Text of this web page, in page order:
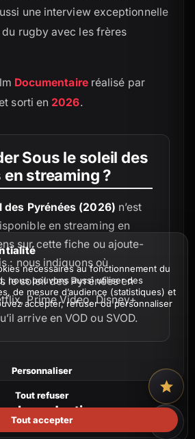
une interview exceptionnelle
rugby avec les frères
Documentaireréalisé par
sorti en 2026.
Sous le soleil des
en streaming ?
des Pyrénées (2026) n’est
en streaming en
sur cette fiche ou ajoute-
: nous indiquons où
le soleil des Pyrénées en
Prime Video, Disney+,
arrive en VOD ou SVOD.
la production
nécessaires au fonctionnement du
nous pouvons aussi utiliser des
de mesure d’audience (statistiques) et
accepter, refuser ou personnaliser
Personnaliser
Tout refuser
Tout accepter